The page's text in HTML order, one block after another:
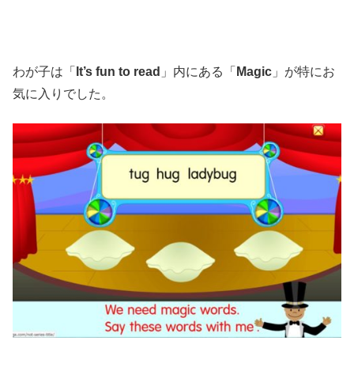
わが子は「 It’s fun to read 」内にある「 Magic 」が特にお
気に入りでした。